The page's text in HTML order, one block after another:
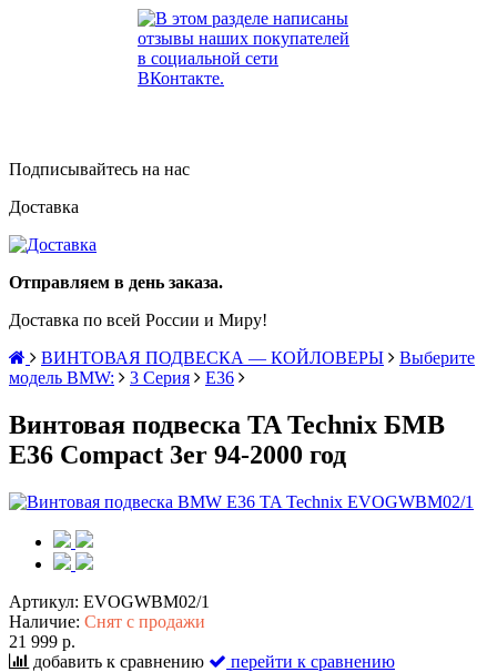
Подписывайтесь на нас
Доставка
Отправляем в день заказа.
Доставка по всей России и Миру!
ВИНТОВАЯ ПОДВЕСКА — КОЙЛОВЕРЫ
Выберите
модель BMW:
3 Серия E36
Винтовая подвеска TA Technix БМВ
E36 Compact 3er 94-2000 год
Артикул: EVOGWBM02/1
Наличие: Снят с продажи
21 999 р.
добавить к сравнению
перейти к сравнению